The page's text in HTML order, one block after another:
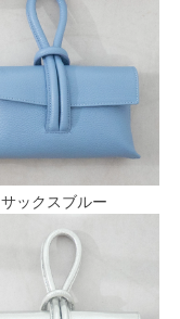
サックスブルー